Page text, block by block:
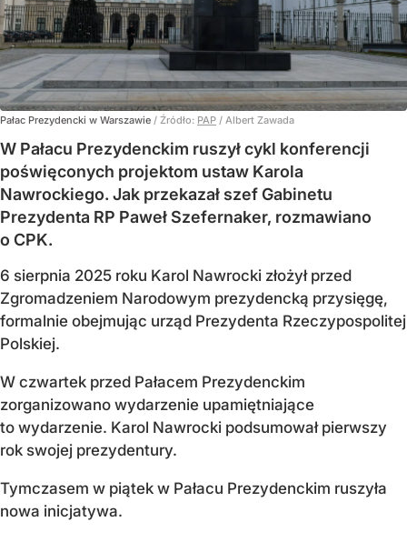
Pałac Prezydencki w Warszawie / Źródło: PAP / Albert Zawada
W Pałacu Prezydenckim ruszył cykl konferencji
poświęconych projektom ustaw Karola
Nawrockiego. Jak przekazał szef Gabinetu
Prezydenta RP Paweł Szefernaker, rozmawiano
o CPK.
6 sierpnia 2025 roku Karol Nawrocki złożył przed
Zgromadzeniem Narodowym prezydencką przysięgę,
formalnie obejmując urząd Prezydenta Rzeczypospolitej
Polskiej.
W czwartek przed Pałacem Prezydenckim
zorganizowano wydarzenie upamiętniające
to wydarzenie. Karol Nawrocki podsumował pierwszy
rok swojej prezydentury.
Tymczasem w piątek w Pałacu Prezydenckim ruszyła
nowa inicjatywa.